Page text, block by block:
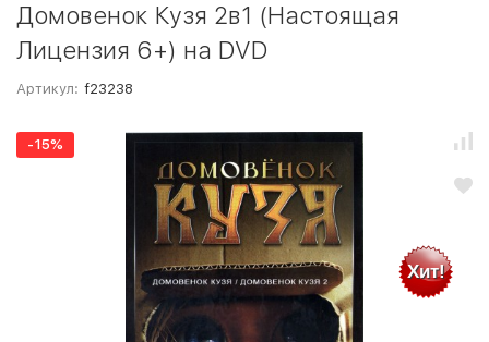
Домовенок Кузя 2в1 (Настоящая
Лицензия 6+) на DVD
Артикул: f23238
-15%
Хит!